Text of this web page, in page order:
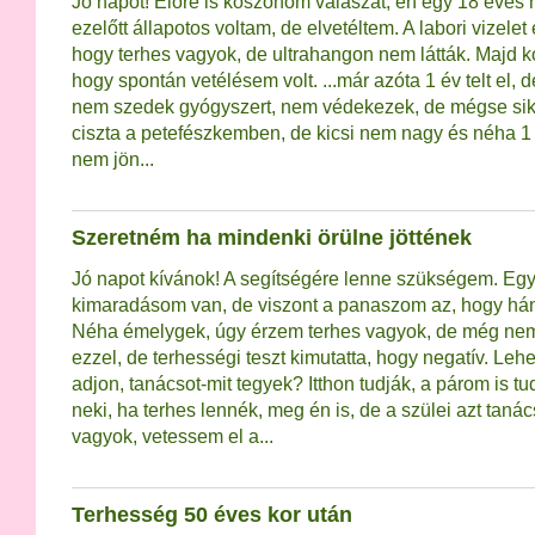
ezelőtt állapotos voltam, de elvetéltem. A labori vizelet
hogy terhes vagyok, de ultrahangon nem látták. Majd
hogy spontán vetélésem volt. ...már azóta 1 év telt el,
nem szedek gyógyszert, nem védekezek, de mégse
ciszta a petefészkemben, de kicsi nem nagy és néha
nem jön...
Szeretném ha mindenki örülne jöttének
Jó napot kívánok! A segítségére lenne szükségem.
kimaradásom van, de viszont a panaszom az, hogy
Néha émelygek, úgy érzem terhes vagyok, de még
ezzel, de terhességi teszt kimutatta, hogy negatív.
adjon, tanácsot-mit tegyek? Itthon tudják, a párom is
neki, ha terhes lennék, meg én is, de a szülei azt
vagyok, vetessem el a...
Terhesség 50 éves kor után